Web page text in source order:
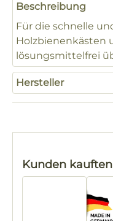
Beschreibung
Für die schnelle
Holzbienenkästen
lösungsmittelfrei
Hersteller
Produktgalerie
Kunden